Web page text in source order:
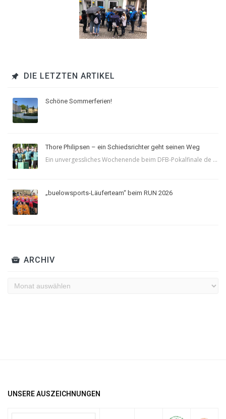
DIE LETZTEN ARTIKEL
Schöne Sommerferien!
Thore Philipsen – ein Schiedsrichter geht seinen Weg
Ein unvergessliches Wochenende beim DFB-Pokalfinale de ...
„buelowsports-Läuferteam“ beim RUN 2026
ARCHIV
Archiv
UNSERE AUSZEICHNUNGEN